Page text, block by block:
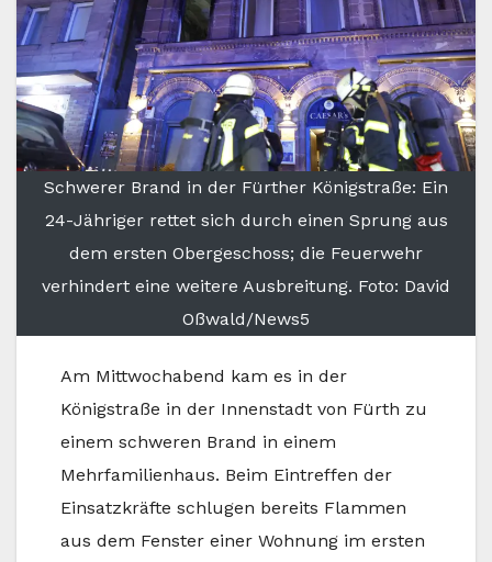
Schwerer Brand in der Fürther Königstraße: Ein
24-Jähriger rettet sich durch einen Sprung aus
dem ersten Obergeschoss; die Feuerwehr
verhindert eine weitere Ausbreitung. Foto: David
Oßwald/News5
Am Mittwochabend kam es in der
Königstraße in der Innenstadt von Fürth zu
einem schweren Brand in einem
Mehrfamilienhaus. Beim Eintreffen der
Einsatzkräfte schlugen bereits Flammen
aus dem Fenster einer Wohnung im ersten